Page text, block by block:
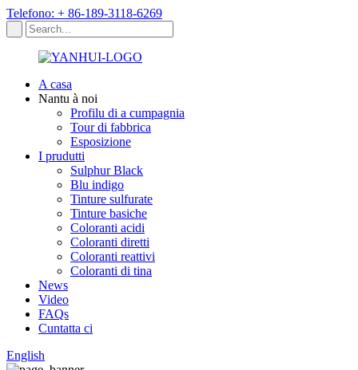
Telefono: + 86-189-3118-6269
A casa
Nantu à noi
Profilu di a cumpagnia
Tour di fabbrica
Esposizione
I prudutti
Sulphur Black
Blu indigo
Tinture sulfurate
Tinture basiche
Coloranti acidi
Coloranti diretti
Coloranti reattivi
Coloranti di tina
News
Video
FAQs
Cuntatta ci
English